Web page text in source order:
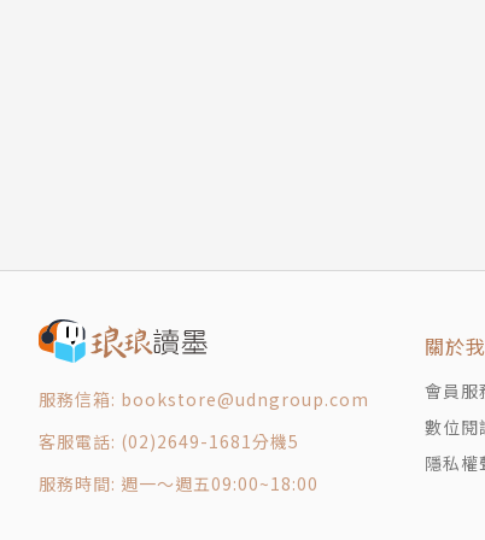
4-3 影響力評估的下一個十年
註釋
第５堂課 失敗研究所
5-1 其實，九九%的社企創業都會失敗
5-2 勿把社企當慈善
5-3 社會企業不是唯一解方
服務信箱: bookstore@udngroup.com
客服電話: (02)2649-1681分機5
服務時間: 週一～週五09:00~18:00
關於
會員服
數位閱
隱私權